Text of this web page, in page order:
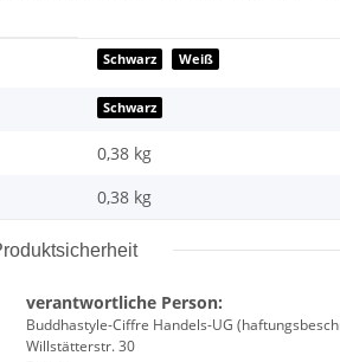
Schwarz Weiß
Schwarz
0,38 kg
0,38 kg
verantwortliche Person:
Buddhastyle-Ciffre Handels-UG
Willstätterstr. 30